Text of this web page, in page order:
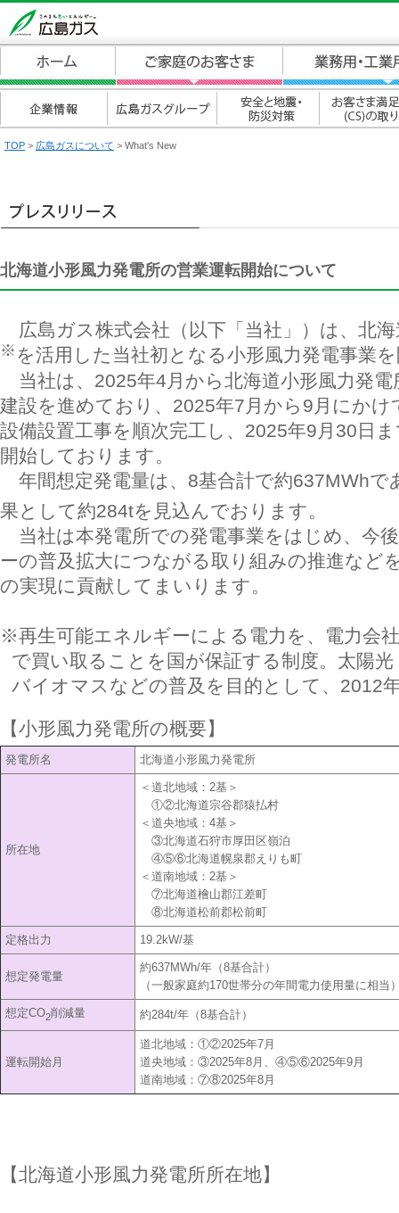
TOP > 広島ガスについて > What's New
北海道小形風力発電所の営業運転開始について
広島ガス株式会社（以下「当社」）は、北
※ を活用した当社初となる小形風力発電事業
当社は、2025年4月から北海道小形風力発電
建設を進めており、2025年7月から9月にかけ
設備設置工事を順次完工し、2025年9月30日
開始しております。
年間想定発電量は、8基合計で約637MWhで
果として約284tを見込んでおります。
当社は本発電所での発電事業をはじめ、今
ーの普及拡大につながる取り組みの推進など
の実現に貢献してまいります。
※再生可能エネルギーによる電力を、電力会
で買い取ることを国が保証する制度。太陽
バイオマスなどの普及を目的として、2012
【小形風力発電所の概要】
発電所名 北海道小形風力発電所
所在地
＜道北地域：2基＞
①②北海道宗谷郡猿払村
＜道央地域：4基＞
③北海道石狩市厚田区嶺泊
④⑤⑥北海道幌泉郡えりも町
＜道南地域：2基＞
⑦北海道檜山郡江差町
⑧北海道松前郡松前町
定格出力 19.2kW/基
想定発電量
約637MWh/年（8基合計）
（一般家庭約170世帯分の年間電力使用量に相当
想定CO2削減量 約284t/年（8基合計）
運転開始月
道北地域：①②2025年7月
道央地域：③2025年8月、④⑤⑥2025年9月
道南地域：⑦⑧2025年8月
【北海道小形風力発電所所在地】